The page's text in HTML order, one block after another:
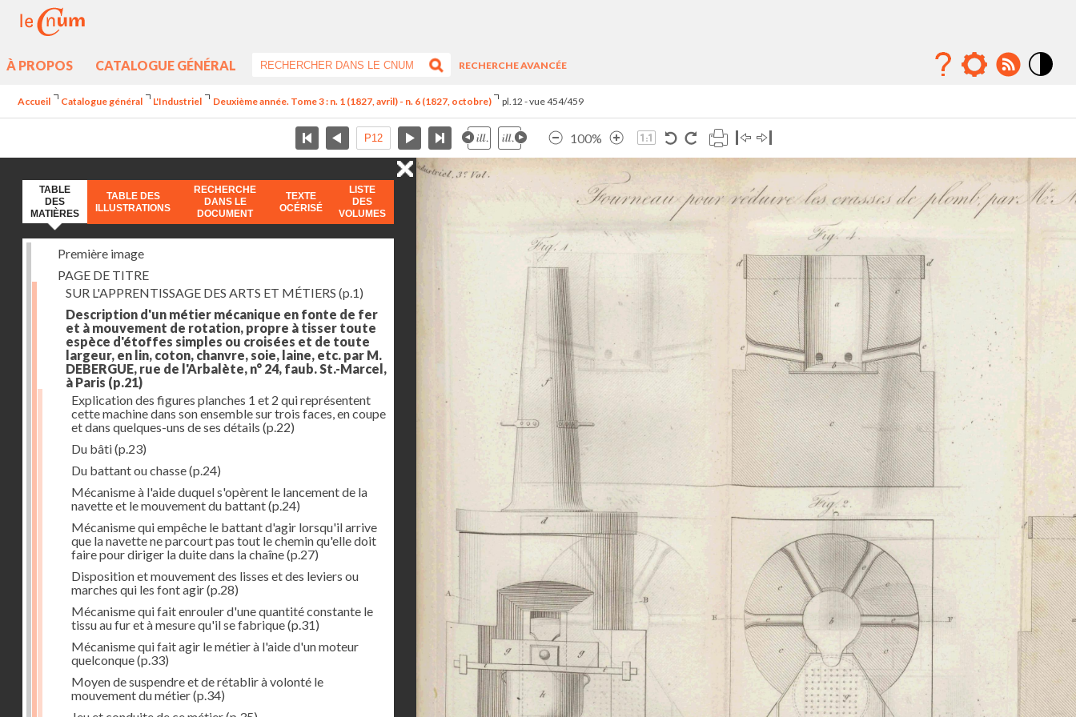
À PROPOS CATALOGUE GÉNÉRAL
RECHERCHE AVANCÉE
Accueil Catalogue général L'Industriel Deuxième année. Tome 3 : n. 1 (1827, avril) - n. 6 (1827, octobre) pl.12 - vue 454/459
100%
TABLE
DES
MATIÈRES
TABLE DES
ILLUSTRATIONS
RECHERCHE
DANS LE
DOCUMENT
TEXTE
OCÉRISÉ
LISTE
DES
VOLUMES
Première image
PAGE DE TITRE
SUR L'APPRENTISSAGE DES ARTS ET MÉTIERS (p.1)
Description d'un métier mécanique en fonte de fer
et à mouvement de rotation, propre à tisser toute
espèce d'étoffes simples ou croisées et de toute
largeur, en lin, coton, chanvre, soie, laine, etc. par M.
DEBERGUE, rue de l'Arbalète, n° 24, faub. St.-Marcel,
à Paris (p.21)
Explication des figures planches 1 et 2 qui représentent
cette machine dans son ensemble sur trois faces, en coupe
et dans quelques-uns de ses détails (p.22)
Du bâti(p.23)
Du battant ou chasse(p.24)
Mécanisme à l'aide duquel s'opèrent le lancement de la
navette et le mouvement du battant(p.24)
Mécanisme qui empêche le battant d'agir lorsqu'il arrive
que la navette ne parcourt pas tout le chemin qu'elle doit
faire pour diriger la duite dans la chaîne(p.27)
Disposition et mouvement des lisses et des leviers ou
marches qui les font agir(p.28)
Mécanisme qui fait enrouler d'une quantité constante le
tissu au fur et à mesure qu'il se fabrique(p.31)
Mécanisme qui fait agir le métier à l'aide d'un moteur
quelconque(p.33)
Moyen de suspendre et de rétablir à volonté le
mouvement du métier(p.34)